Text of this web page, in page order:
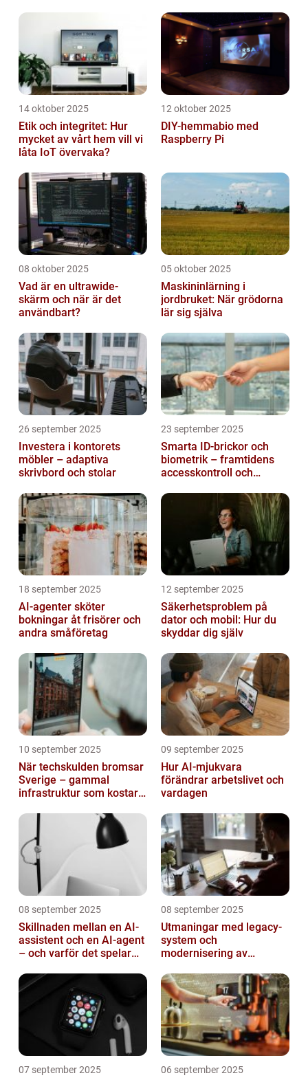
14 oktober 2025
Etik och integritet: Hur
mycket av vårt hem vill vi
låta IoT övervaka?
12 oktober 2025
DIY-hemmabio med
Raspberry Pi
08 oktober 2025
Vad är en ultrawide-
skärm och när är det
användbart?
05 oktober 2025
Maskininlärning i
jordbruket: När grödorna
lär sig själva
26 september 2025
Investera i kontorets
möbler – adaptiva
skrivbord och stolar
23 september 2025
Smarta ID-brickor och
biometrik – framtidens
accesskontroll och
18 september 2025
AI-agenter sköter
bokningar åt frisörer och
andra småföretag
12 september 2025
Säkerhetsproblem på
dator och mobil: Hur du
skyddar dig själv
10 september 2025
När techskulden bromsar
Sverige – gammal
infrastruktur som kostar
09 september 2025
Hur AI-mjukvara
förändrar arbetslivet och
vardagen
08 september 2025
Skillnaden mellan en AI-
assistent och en AI-agent
– och varför det spelar
08 september 2025
Utmaningar med legacy-
system och
modernisering av
07 september 2025 06 september 2025